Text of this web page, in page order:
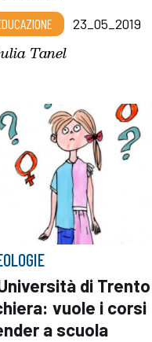
23_05_2019
Tanel
di
vuole i corsi
a scuola